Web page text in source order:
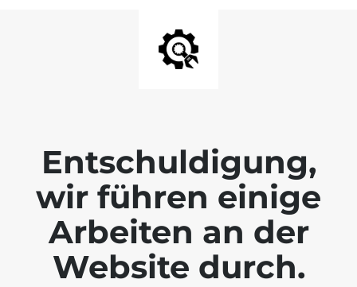
Entschuldigung,
wir führen einige
Arbeiten an der
Website durch.